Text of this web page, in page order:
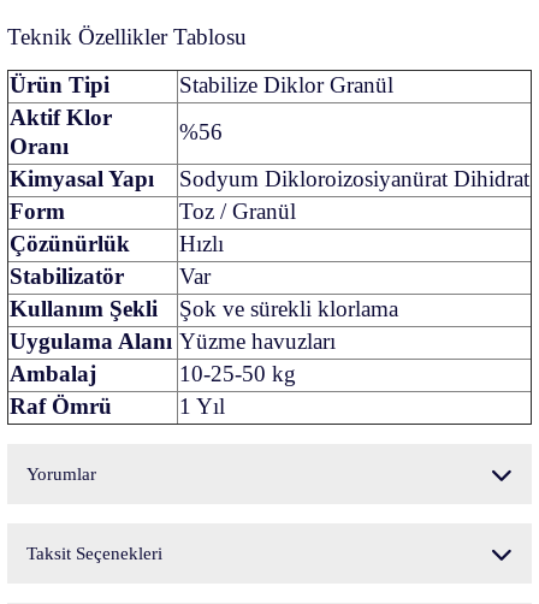
Teknik Özellikler Tablosu
Ürün Tipi
Stabilize Diklor Granül
Aktif Klor
Oranı
%56
Kimyasal Yapı
Sodyum Dikloroizosiyanürat Dihidrat
Form
Toz / Granül
Çözünürlük
Hızlı
Stabilizatör
Var
Kullanım Şekli
Şok ve sürekli klorlama
Uygulama Alanı Yüzme havuzları
Ambalaj
10-25-50 kg
Raf Ömrü
1 Yıl
Yorumlar
Taksit Seçenekleri